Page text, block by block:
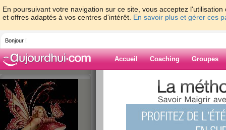
En poursuivant votre navigation sur ce site, vous acceptez
et offres adaptés à vos centres d'intérêt. En savoir plus et gérer ces
Bonjour !
Accueil Coaching Groupes
>
Blog de loloco